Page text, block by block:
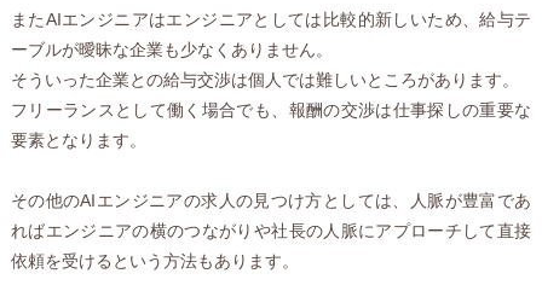
またAIエンジニアはエンジニアとしては比較的新しいため、給与テ
ーブルが曖昧な企業も少なくありません。
そういった企業との給与交渉は個人では難しいところがあります。
フリーランスとして働く場合でも、報酬の交渉は仕事探しの重要な
要素となります。
その他のAIエンジニアの求人の見つけ方としては、人脈が豊富であ
ればエンジニアの横のつながりや社長の人脈にアプローチして直接
依頼を受けるという方法もあります。